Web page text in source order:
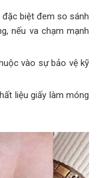
biệt đem so sánh
nếu va chạm mạnh
vào sự bảo vệ kỹ
liệu giấy làm móng